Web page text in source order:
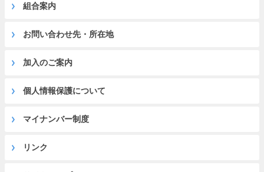
組合案内
お問い合わせ先・所在地
加入のご案内
個人情報保護について
マイナンバー制度
リンク